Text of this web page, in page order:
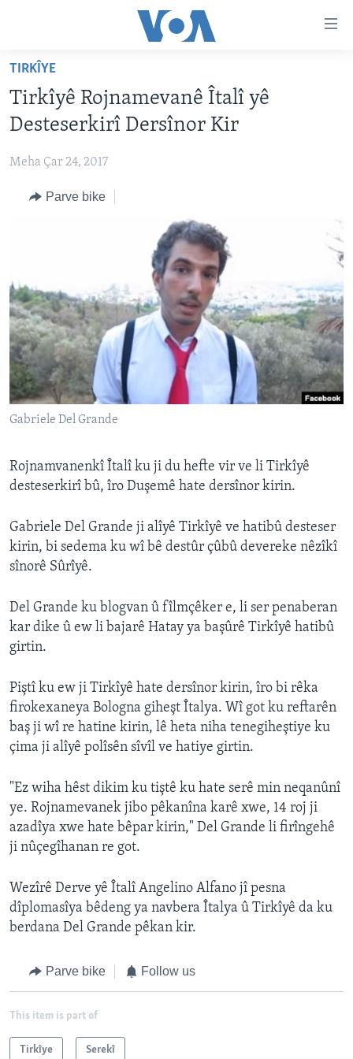
Yekser
naveroka
serekî
here
serekî
DESTPÊK
FOTO GALERÎ
RADYO
AMERÎKA
TIRKÎYE
ÎRAN
ROJHILATA NAVÎN
CÎHAN
ÇAND Û HUNER
SERNIVÎS
SORANÎ
Learning English
TIRKÎYE
Tirkîyê Rojnamevanê Îtalî yê
Desteserkirî Dersînor Kir
Meha Çar 24, 2017
Parve bike
Gabriele Del Grande
Rojnamvanenkî Îtalî ku ji du hefte vir ve li Tirkîyê
desteserkirî bû, îro Duşemê hate dersînor kirin.
Gabriele Del Grande ji alîyê Tirkîyê ve hatibû desteser
kirin, bi sedema ku wî bê destûr çûbû devereke nêzîkî
sînorê Sûrîyê.
Del Grande ku blogvan û fîlmçêker e, li ser penaberan
kar dike û ew li bajarê Hatay ya başûrê Tirkîyê hatibû
girtin.
Piştî ku ew ji Tirkîyê hate dersînor kirin, îro bi rêka
firokexaneya Bologna giheşt Îtalya. Wî got ku reftarên
baş ji wî re hatine kirin, lê heta niha tenegiheştiye ku
çima ji alîyê polîsên sîvîl ve hatiye girtin.
"Ez wiha hêst dikim ku tiştê ku hate serê min neqanûnî
ye. Rojnamevanek jibo pêkanîna karê xwe, 14 roj ji
azadîya xwe hate bêpar kirin," Del Grande li firîngehê
ji nûçegîhanan re got.
Wezîrê Derve yê Îtalî Angelino Alfano jî pesna
dîplomasîya bêdeng ya navbera Îtalya û Tirkîyê da ku
berdana Del Grande pêkan kir.
Parve bike Follow us
This item is part of
Tirkîye Serekî